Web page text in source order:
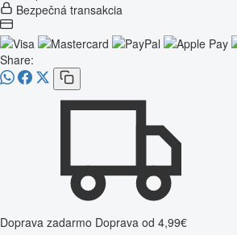
Bezpečná transakcia
Share:
Doprava zadarmo Doprava od 4,99€